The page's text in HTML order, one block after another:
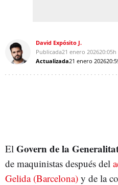
David Expósito J.
Publicada21 enero 202620:05h
Actualizada21 enero 2026
El Govern de la
de maquinistas después del
Gelida (Barcelona) y de la